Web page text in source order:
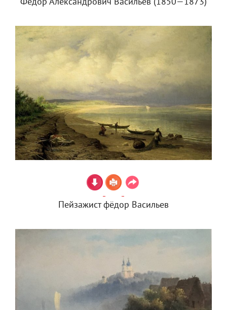
Федор Александрович Васильев (1850—1873)
Пейзажист фёдор Васильев